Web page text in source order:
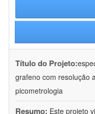
Título do Projeto:
grafeno com resolução
picometrologia
Resumo: Este projeto